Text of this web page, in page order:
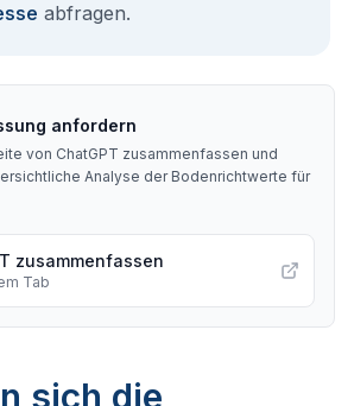
abfragen.
anfordern
von ChatGPT zusammenfassen und
Analyse der Bodenrichtwerte für
zusammenfassen
Tab
sich die